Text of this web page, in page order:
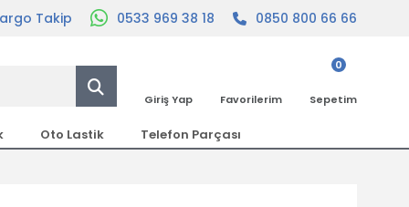
Takip 0533 969 38 18 0850 800 66 66
Giriş Yap Favorilerim
0
Sepetim
Oto Lastik Telefon Parçası